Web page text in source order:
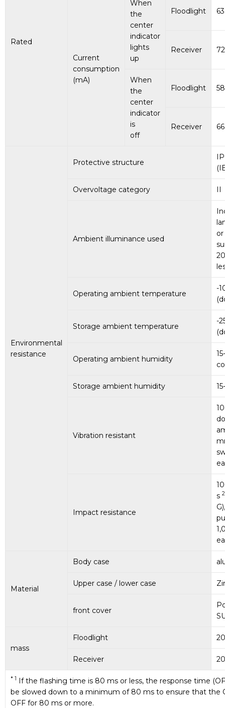
Rated
Current
consumption
(mA)
When
the
center
indicator
lights
up
Floodlight
Receiver
When
the
center
indicator
is
off
Floodlight
Receiver
Environmental
resistance
Protective structure
Overvoltage category II
Ambient illuminance used
or
Operating ambient temperature
-
Storage ambient temperature
-
Operating ambient humidity
Storage ambient humidity
Vibration resistant
Impact resistance
s 2
Material
Body case
Upper case / lower case
front cover
mass
Floodlight
Receiver
* 1 If the flashing time is 80 ms or less, the response time
be slowed down to a minimum of 80 ms to ensure that the
OFF for 80 ms or more.